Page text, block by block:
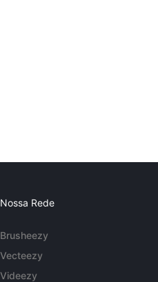
Nossa Rede
Brusheezy
Vecteezy
Videezy